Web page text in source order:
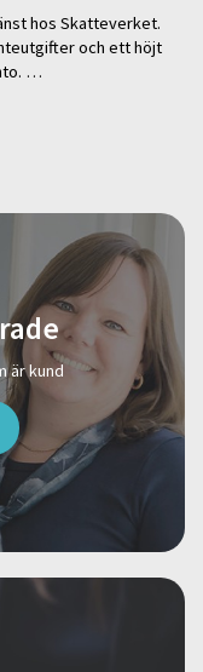
hos Skatteverket.
och ett höjt
…
är kund